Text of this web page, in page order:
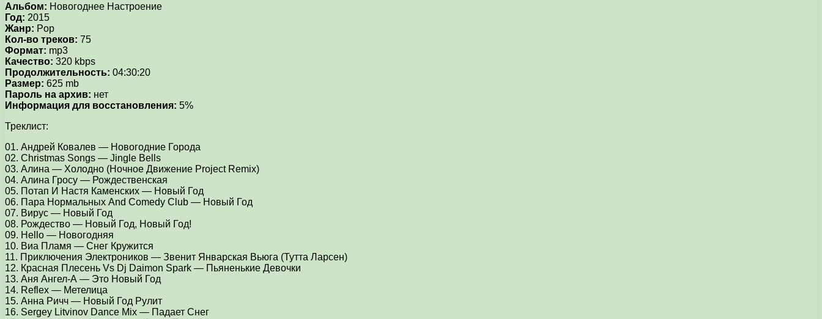
Альбом: Новогоднее Настроение
Год: 2015
Жанр: Pop
Кол-во треков: 75
Формат: mp3
Качество: 320 kbps
Продолжительность: 04:30:20
Размер: 625 mb
Пароль на архив: нет
Информация для восстановления: 5%
Треклист:
01. Андрей Ковалев — Новогодние Города
02. Christmas Songs — Jingle Bells
03. Алина — Холодно (Ночное Движение Project Remix)
04. Алина Гросу — Рождественская
05. Потап И Настя Каменских — Новый Год
06. Пара Нормальных And Comedy Club — Новый Год
07. Вирус — Новый Год
08. Рождество — Новый Год, Новый Год!
09. Hello — Новогодняя
10. Виа Пламя — Снег Кружится
11. Приключения Электроников — Звенит Январская Вьюга (Тутта Ларсен)
12. Красная Плесень Vs Dj Daimon Spark — Пьяненькие Девочки
13. Аня Ангел-А — Это Новый Год
14. Reflex — Метелица
15. Анна Ричч — Новый Год Рулит
16. Sergey Litvinov Dance Mix — Падает Снег